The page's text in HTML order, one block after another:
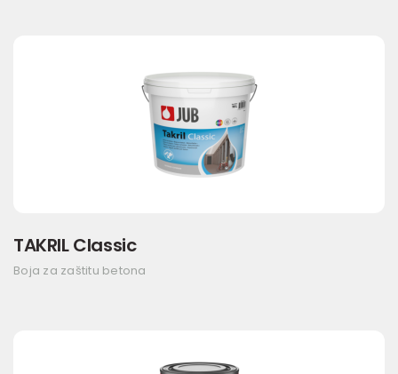
TAKRIL Classic
Boja za zaštitu betona